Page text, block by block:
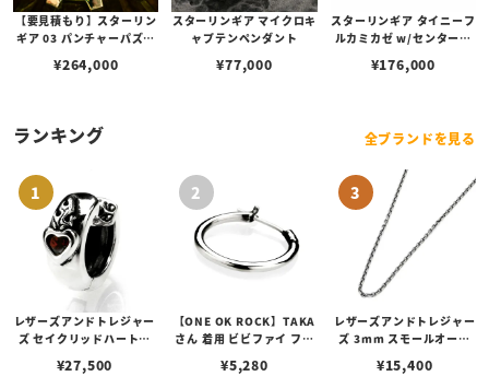
【要見積もり】スターリン
ギア 03 パンチャーパズル
スペンダント w/1ポイント
¥264,000
スターリンギア マイクロキ
ャプテンペンダント
¥77,000
スターリンギア タイニーフ
ルカミカゼ w/センターフ
¥176,000
ランキング 全ブランドを見る
レザーズアンドトレジャー
ズ セイクリッドハートピ
¥27,500
【ONE OK ROCK】TAKA
さん 着用 ビビファイ フー
¥5,280
レザーズアンドトレジャー
ズ 3mm スモールオーバ
ブスタークラスプ＆LTロ
¥15,400